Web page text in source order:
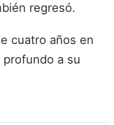
regresó.
cuatro años en
profundo a su